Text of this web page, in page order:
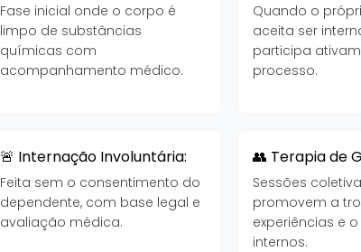
Fase inicial onde o corpo é
limpo de substâncias
químicas com
acompanhamento médico.
Quando o
aceita ser
participa
processo.
🚨 Internação Involuntária:
Feita sem o consentimento do
dependente, com base legal e
avaliação médica.
👥 Terapia de
Sessões
promovem a
experiências e
internos.